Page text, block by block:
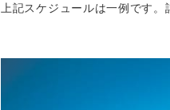
上記スケジュールは一例です。